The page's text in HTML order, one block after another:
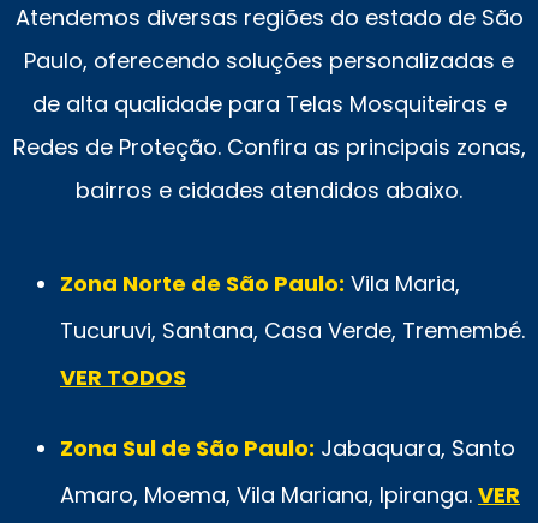
Atendemos diversas regiões do estado de São
Paulo, oferecendo soluções personalizadas e
de alta qualidade para Telas Mosquiteiras e
Redes de Proteção. Confira as principais zonas,
bairros e cidades atendidos abaixo.
Zona Norte de São Paulo: Vila Maria,
Tucuruvi, Santana, Casa Verde, Tremembé.
VER TODOS
Zona Sul de São Paulo: Jabaquara, Santo
Amaro, Moema, Vila Mariana, Ipiranga. VER